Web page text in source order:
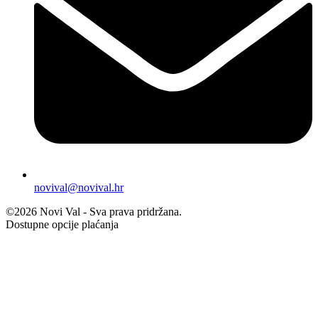
novival@novival.hr
©2026 Novi Val - Sva prava pridržana.
Dostupne opcije plaćanja